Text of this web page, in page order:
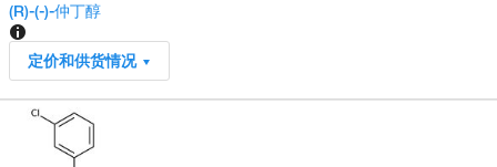
(R)-(-)-仲丁醇
定价和供货情况